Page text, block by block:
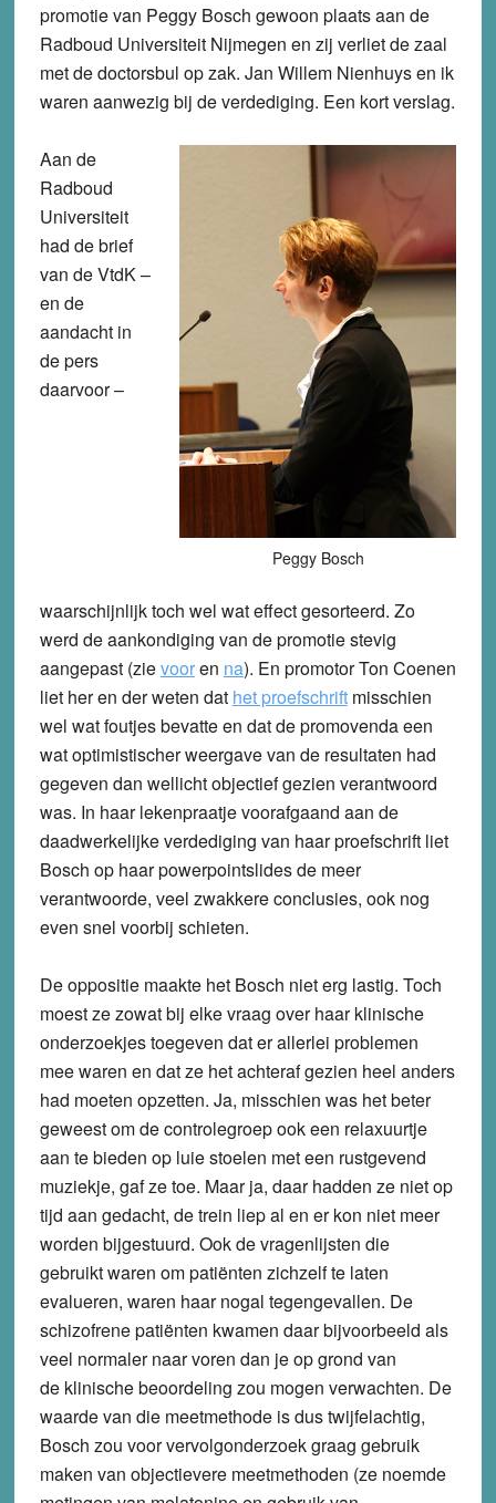
promotie van Peggy Bosch gewoon plaats aan de
Radboud Universiteit Nijmegen en zij verliet de zaal
met de doctorsbul op zak. Jan Willem Nienhuys en ik
waren aanwezig bij de verdediging. Een kort verslag.
Peggy Bosch
Aan de
Radboud
Universiteit
had de brief
van de VtdK –
en de
aandacht in
de pers
daarvoor –
waarschijnlijk toch wel wat effect gesorteerd. Zo
werd de aankondiging van de promotie stevig
aangepast (zievooren na). En promotor Ton Coenen
liet her en der weten dat het proefschriftmisschien
wel wat foutjes bevatte en dat de promovenda een
wat optimistischer weergave van de resultaten had
gegeven dan wellicht objectief gezien verantwoord
was. In haar lekenpraatje voorafgaand aan de
daadwerkelijke verdediging van haar proefschrift liet
Bosch op haar powerpointslides de meer
verantwoorde, veel zwakkere conclusies, ook nog
even snel voorbij schieten.
De oppositie maakte het Bosch niet erg lastig. Toch
moest ze zowat bij elke vraag over haar klinische
onderzoekjes toegeven dat er allerlei problemen
mee waren en dat ze het achteraf gezien heel anders
had moeten opzetten. Ja, misschien was het beter
geweest om de controlegroep ook een relaxuurtje
aan te bieden op luie stoelen met een rustgevend
muziekje, gaf ze toe. Maar ja, daar hadden ze niet op
tijd aan gedacht, de trein liep al en er kon niet meer
worden bijgestuurd. Ook de vragenlijsten die
gebruikt waren om patiënten zichzelf te laten
evalueren, waren haar nogal tegengevallen. De
schizofrene patiënten kwamen daar bijvoorbeeld als
veel normaler naar voren dan je op grond van
de klinische beoordeling zou mogen verwachten. De
waarde van die meetmethode is dus twijfelachtig,
Bosch zou voor vervolgonderzoek graag gebruik
maken van objectievere meetmethoden (ze noemde